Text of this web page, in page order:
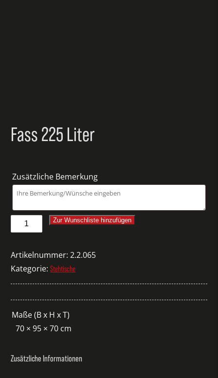
Fass 225 Liter
Zusätzliche Bemerkung
Fass
225
Zur Wunschliste hinzufügen
Artikelnummer:2.2.065
Kategorie:Stehtische
Maße (B x H x T)
70 × 95 × 70 cm
Zusätzliche Informationen